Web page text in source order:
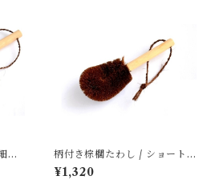
長
柄付き棕櫚たわし / ショート
｜ 山本勝之助商店
¥1,320